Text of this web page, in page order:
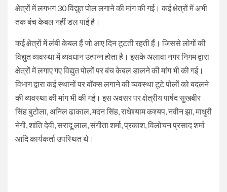
क्षेत्रों में लगभग 30 विद्युत पोल लगाने की मांग की गई। कई क्षेत्रों में अभी
तक बंच केबल नहीं डल पाई है।
कई क्षेत्रों में लंबी केबल हैं जो आए दिन टूटती रहती हैं। जिससे लोगों की
विद्युत व्यवस्था में व्यवधान उत्पन्न होता है। इसके अलावा नगर निगम द्वारा
क्षेत्रों में लगाए गए विद्युत पोलों पर बंच केबल डालने की मांग भी की गई।
विभाग द्वारा कई स्थानों पर बॉक्स लगाने की व्यवस्था टूटे पोलों को बदलने
की व्यवस्था की मांग भी की गई। इस अवसर पर क्षेत्रीय पार्षद सुखबीर
सिंह बुटोला, अनिल ढाकाल, मदन सिंह, राधेश्याम कश्यप, नवीन झा, माधुरी
नेगी, शांति देवी, सरादू लाल, संगीता शर्मा, प्रकाश, विलोचन प्रसाद शर्मा
आदि कार्यकर्ता उपस्थित थे।